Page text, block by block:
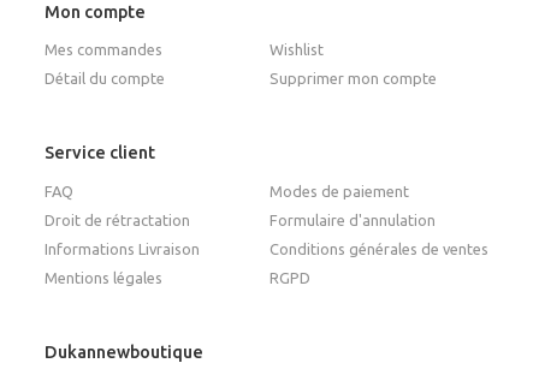
Mon compte
Mes commandes
Wishlist
Détail du compte
Supprimer mon compte
Service client
FAQ
Modes de paiement
Droit de rétractation
Formulaire d'annulation
Informations Livraison
Conditions générales de ventes
Mentions légales
RGPD
Dukannewboutique